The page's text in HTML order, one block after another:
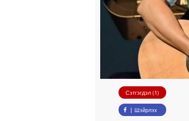
Сэтгэгдэл (1)
Шэйрлэх